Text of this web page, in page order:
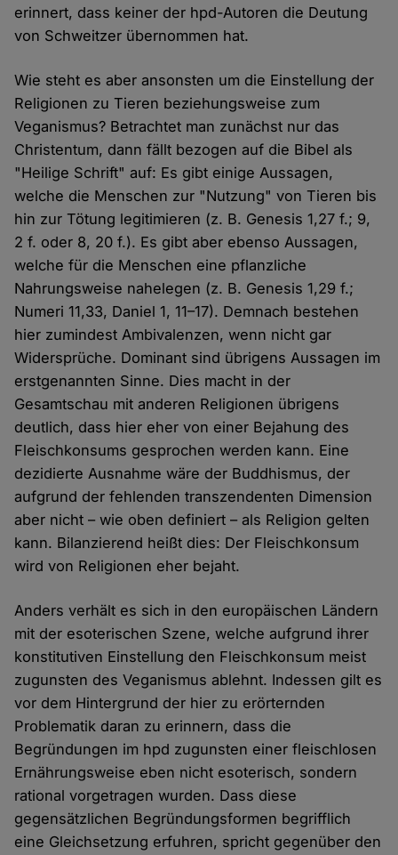
erinnert, dass keiner der hpd-Autoren die Deutung
von Schweitzer übernommen hat.
Wie steht es aber ansonsten um die Einstellung der
Religionen zu Tieren beziehungsweise zum
Veganismus? Betrachtet man zunächst nur das
Christentum, dann fällt bezogen auf die Bibel als
"Heilige Schrift" auf: Es gibt einige Aussagen,
welche die Menschen zur "Nutzung" von Tieren bis
hin zur Tötung legitimieren (z. B. Genesis 1,27 f.; 9,
2 f. oder 8, 20 f.). Es gibt aber ebenso Aussagen,
welche für die Menschen eine pflanzliche
Nahrungsweise nahelegen (z. B. Genesis 1,29 f.;
Numeri 11,33, Daniel 1, 11–17). Demnach bestehen
hier zumindest Ambivalenzen, wenn nicht gar
Widersprüche. Dominant sind übrigens Aussagen im
erstgenannten Sinne. Dies macht in der
Gesamtschau mit anderen Religionen übrigens
deutlich, dass hier eher von einer Bejahung des
Fleischkonsums gesprochen werden kann. Eine
dezidierte Ausnahme wäre der Buddhismus, der
aufgrund der fehlenden transzendenten Dimension
aber nicht – wie oben definiert – als Religion gelten
kann. Bilanzierend heißt dies: Der Fleischkonsum
wird von Religionen eher bejaht.
Anders verhält es sich in den europäischen Ländern
mit der esoterischen Szene, welche aufgrund ihrer
konstitutiven Einstellung den Fleischkonsum meist
zugunsten des Veganismus ablehnt. Indessen gilt es
vor dem Hintergrund der hier zu erörternden
Problematik daran zu erinnern, dass die
Begründungen im hpd zugunsten einer fleischlosen
Ernährungsweise eben nicht esoterisch, sondern
rational vorgetragen wurden. Dass diese
gegensätzlichen Begründungsformen begrifflich
eine Gleichsetzung erfuhren, spricht gegenüber den